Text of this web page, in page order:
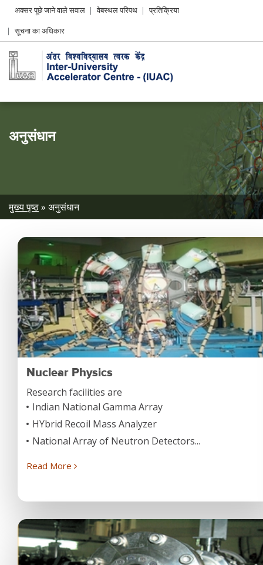
Header
menu
अक्सर पूछे जाने वाले सवाल वेबस्थल परिपथ
प्रतिक्रिया
सूचना का अधिकार
अनुसंधान
Breadcrumb
मुख्य पृष्ठ अनुसंधान
Nuclear Physics
Research facilities are
Indian National Gamma Array
HYbrid Recoil Mass Analyzer
National Array of Neutron Detectors...
Read More